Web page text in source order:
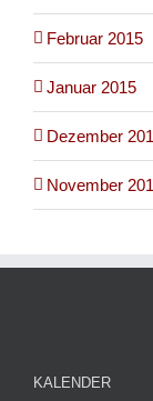
Februar 2015
Januar 2015
Dezember
November
KALENDER